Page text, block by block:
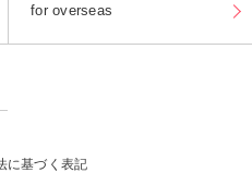
for overseas
に基づく表記